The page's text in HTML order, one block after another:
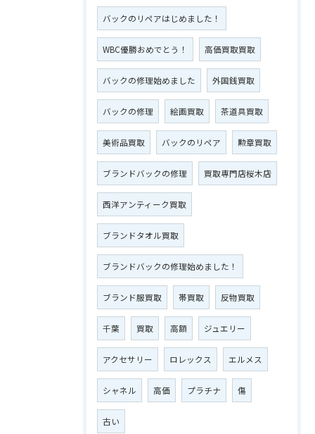
バックのリペアはじめました！
WBC優勝おめでとう！ 高価買取買取
バックの修理始めました 外国銭買取
バックの修理 絵画買取 茶道具買取
美術品買取 バックのリペア 勲章買取
ブランドバックの修理 買取専門店桜木店
西洋アンティーク買取
ブランドタオル買取
ブランドバックの修理始めました！
ブランド服買取 帯買取 反物買取
千葉 買取 高額 ジュエリー
アクセサリー ロレックス エルメス
シャネル 高価 プラチナ 傷
古い